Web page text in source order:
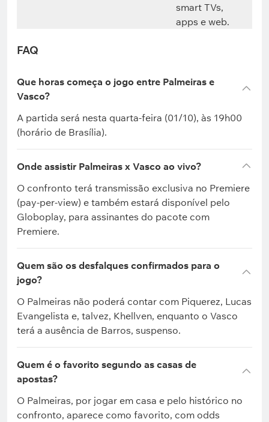
smart TVs,
apps e web.
FAQ
Que horas começa o jogo entre Palmeiras e
Vasco?
A partida será nesta quarta-feira (01/10), às 19h00
(horário de Brasília).
Onde assistir Palmeiras x Vasco ao vivo?
O confronto terá transmissão exclusiva no Premiere
(pay-per-view) e também estará disponível pelo
Globoplay, para assinantes do pacote com
Premiere.
Quem são os desfalques confirmados para o
jogo?
O Palmeiras não poderá contar com Piquerez, Lucas
Evangelista e, talvez, Khellven, enquanto o Vasco
terá a ausência de Barros, suspenso.
Quem é o favorito segundo as casas de
apostas?
O Palmeiras, por jogar em casa e pelo histórico no
confronto, aparece como favorito, com odds